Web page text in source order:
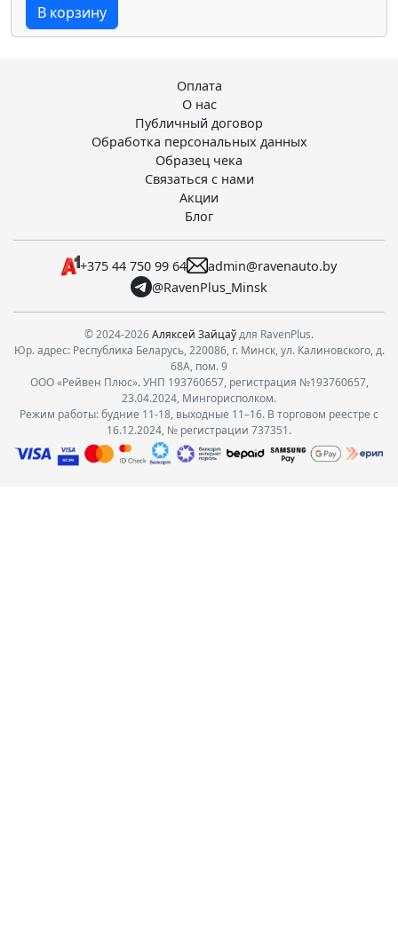
В корзину
Оплата
О нас
Публичный договор
Обработка персональных данных
Образец чека
Связаться с нами
Акции
Блог
+375 44 750 99 64
admin@ravenauto.by
@RavenPlus_Minsk
© 2024-2026Аляксей Зайцаўдля RavenPlus.
Юр. адрес: Республика Беларусь, 220086, г. Минск, ул. Калиновского, д.
68А, пом. 9
ООО «Рейвен Плюс». УНП 193760657, регистрация №193760657,
23.04.2024, Мингорисполком.
Режим работы: будние 11-18, выходные 11–16. В торговом реестре с
16.12.2024, № регистрации 737351.